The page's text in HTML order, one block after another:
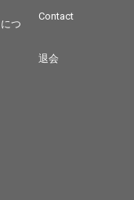
つ
Contact
退会